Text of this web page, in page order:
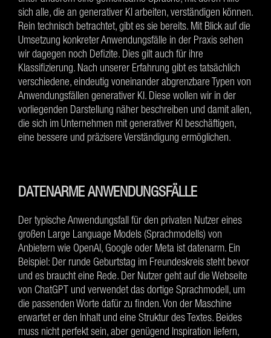
sich alle, die an generativer KI arbeiten, verständigen können.
Rein technisch betrachtet, gibt es sie bereits. Mit Blick auf die
Umsetzung konkreter Anwendungsfälle in der Praxis sehen
wir dagegen noch Defizite. Dies gilt auch für ihre
Klassifizierung. Nach unserer Erfahrung gibt es tatsächlich
verschiedene, eindeutig voneinander abgrenzbare Typen von
Anwendungsfällen generativer KI. Diese wollen wir in der
vorliegenden Darstellung näher beschreiben und damit allen,
die sich im Unternehmen mit generativer KI beschäftigen,
eine bessere und präzisere Verständigung ermöglichen.
DATENARME ANWENDUNGSFÄLLE
Der typische Anwendungsfall für den privaten Nutzer eines
großen Large Language Models (Sprachmodells) von
Anbietern wie OpenAI, Google oder Meta ist datenarm. Ein
Beispiel: Der runde Geburtstag im Freundeskreis steht bevor
und es braucht eine Rede. Der Nutzer geht auf die Webseite
von ChatGPT und verwendet das dortige Sprachmodell, um
die passenden Worte dafür zu finden. Von der Maschine
erwartet er den Inhalt und eine Struktur des Textes. Beides
muss nicht perfekt sein, aber genügend Inspiration liefern,